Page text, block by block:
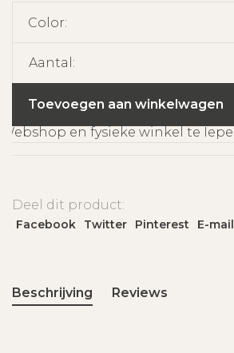
Color:
Aantal:
Toevoegen aan winkelwagen
en fysieke winkel te Ieper
Deel dit product:
Facebook Twitter Pinterest E-mail
Beschrijving Reviews